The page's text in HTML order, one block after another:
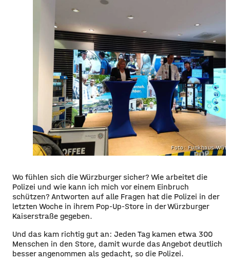
Foto: Funkhaus
​​Wo fühlen sich die Würzburger sicher? Wie arbeitet die
Polizei und wie kann ich mich vor einem Einbruch
schützen? Antworten auf alle Fragen hat die Polizei in der
letzten Woche in ihrem Pop-Up-Store in der Würzburger
Kaiserstraße gegeben.
​Und das kam richtig gut an: Jeden Tag kamen etwa 300
Menschen in den Store, damit wurde das Angebot deutlich
besser angenommen als gedacht, so die Polizei.